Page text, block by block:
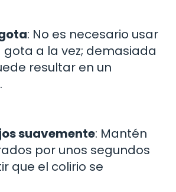
: No es necesario usar
gota a la vez; demasiada
resultar en un
suavemente: Mantén
por unos segundos
que el colirio se